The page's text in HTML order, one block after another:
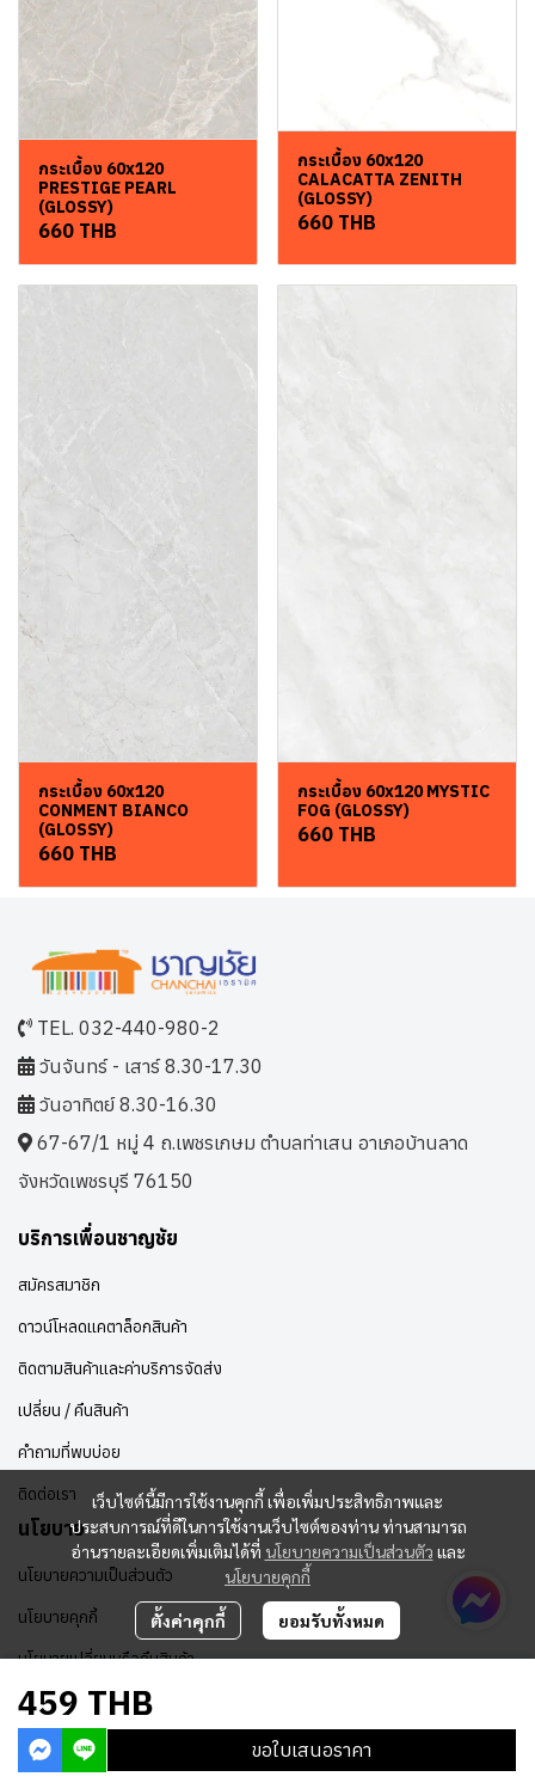
กระเบื้อง 60x120
PRESTIGE PEARL
(GLOSSY)
660 THB
กระเบื้อง 60x120
CALACATTA ZENITH
(GLOSSY)
660 THB
กระเบื้อง 60x120
CONMENT BIANCO
(GLOSSY)
660 THB
กระเบื้อง 60x120 MYSTIC
FOG (GLOSSY)
660 THB
459 THB
ขอใบเสนอราคา
เว็บไซต์นี้มีการใช้งานคุกกี้ เพื่อเพิ่มประสิทธิภาพและ
ประสบการณ์ที่ดีในการใช้งานเว็บไซต์ของท่าน ท่านสามารถ
อ่านรายละเอียดเพิ่มเติมได้ที่ นโยบายความเป็นส่วนตัว และ
นโยบายคุกกี้
ตั้งค่าคุกกี้ ยอมรับทั้งหมด
TEL. 032-440-980-2
วันจันทร์ - เสาร์ 8.30-17.30
วันอาทิตย์ 8.30-16.30
67-67/1 หมู่ 4 ถ.เพชรเกษม ตำบลท่าเสน อาเภอบ้านลาด
จังหวัดเพชรบุรี 76150
บริการเพื่อนชาญชัย
สมัครสมาชิก
ดาวน์โหลดแคตาล็อกสินค้า
ติดตามสินค้าและค่าบริการจัดส่ง
เปลี่ยน / คืนสินค้า
คำถามที่พบบ่อย
ติดต่อเรา
นโยบาย
นโยบายความเป็นส่วนตัว
นโยบายคุกกี้
นโยบายเปลี่ยนหรือคืนสินค้า
Copyright | All Rights Reserved | Powered by MWE